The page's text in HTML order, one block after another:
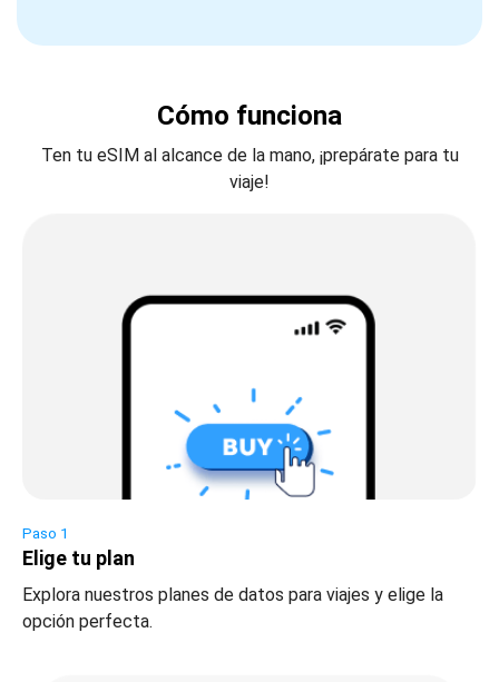
Cómo funciona
Ten tu eSIM al alcance de la mano, ¡prepárate para tu
viaje!
Paso 1
Elige tu plan
Explora nuestros planes de datos para viajes y elige la
opción perfecta.